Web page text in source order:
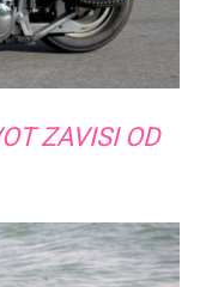
ZAVISI OD